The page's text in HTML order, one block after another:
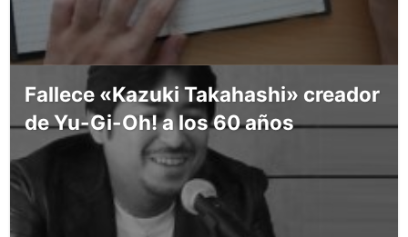
Fallece «Kazuki Takahashi» creador
de Yu-Gi-Oh! a los 60 años